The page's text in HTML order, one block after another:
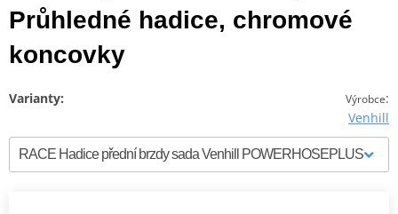
Průhledné hadice, chromové
koncovky
Výrobce:
Venhill
Varianty: